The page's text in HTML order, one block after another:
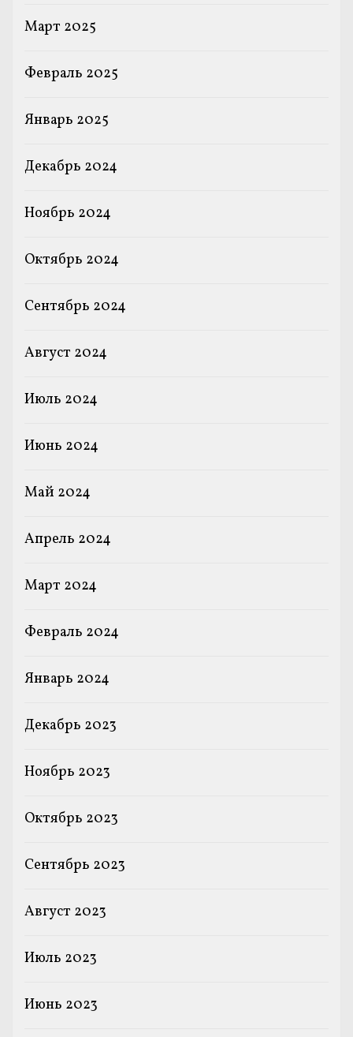
Март 2025
Февраль 2025
Январь 2025
Декабрь 2024
Ноябрь 2024
Октябрь 2024
Сентябрь 2024
Август 2024
Июль 2024
Июнь 2024
Май 2024
Апрель 2024
Март 2024
Февраль 2024
Январь 2024
Декабрь 2023
Ноябрь 2023
Октябрь 2023
Сентябрь 2023
Август 2023
Июль 2023
Июнь 2023